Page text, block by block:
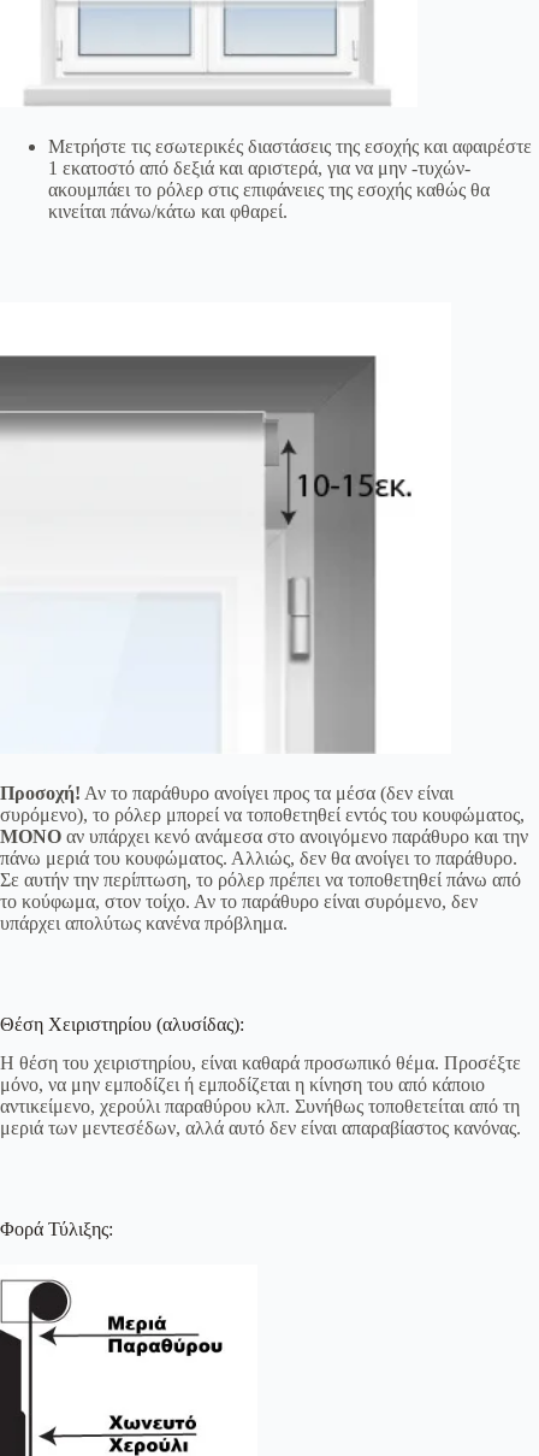
Μετρήστε τις εσωτερικές διαστάσεις της εσοχής και αφαιρέστε
1 εκατοστό από δεξιά και αριστερά, για να μην -τυχών-
ακουμπάει το ρόλερ στις επιφάνειες της εσοχής καθώς θα
κινείται πάνω/κάτω και φθαρεί.
Προσοχή! Αν το παράθυρο ανοίγει προς τα μέσα (δεν είναι
συρόμενο), το ρόλερ μπορεί να τοποθετηθεί εντός του κουφώματος,
ΜΟΝΟ αν υπάρχει κενό ανάμεσα στο ανοιγόμενο παράθυρο και την
πάνω μεριά του κουφώματος. Αλλιώς, δεν θα ανοίγει το παράθυρο.
Σε αυτήν την περίπτωση, το ρόλερ πρέπει να τοποθετηθεί πάνω από
το κούφωμα, στον τοίχο. Αν το παράθυρο είναι συρόμενο, δεν
υπάρχει απολύτως κανένα πρόβλημα.
Θέση Χειριστηρίου (αλυσίδας):
Η θέση του χειριστηρίου, είναι καθαρά προσωπικό θέμα. Προσέξτε
μόνο, να μην εμποδίζει ή εμποδίζεται η κίνηση του από κάποιο
αντικείμενο, χερούλι παραθύρου κλπ. Συνήθως τοποθετείται από τη
μεριά των μεντεσέδων, αλλά αυτό δεν είναι απαραβίαστος κανόνας.
Φορά Τύλιξης: